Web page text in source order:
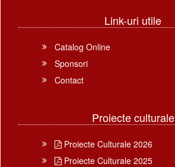
Link-uri utile
Catalog Online
Sponsori
Contact
Proiecte culturale
Proiecte Culturale 2026
Proiecte Culturale 2025